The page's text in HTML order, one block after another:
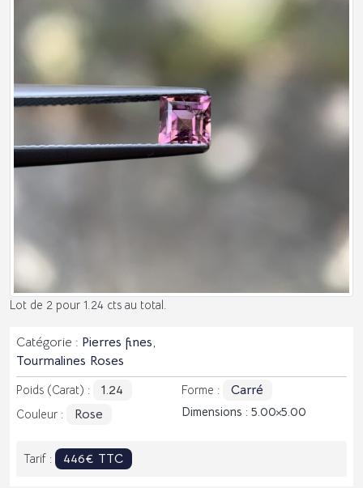
Lot de 2 pour 1.24 cts au total.
Catégorie : Pierres fines,
Tourmalines Roses
Poids (Carat) : 1.24 Forme : Carré
Couleur : Rose Dimensions : 5.00 5.00
Tarif : 446€ TTC